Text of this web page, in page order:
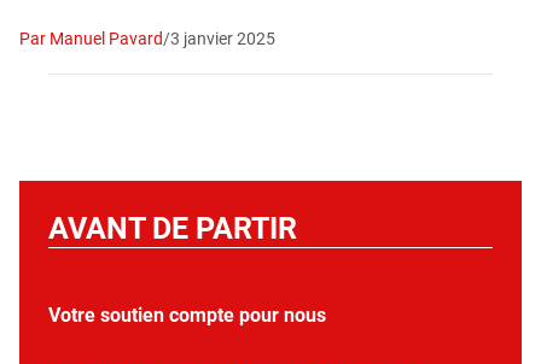
Par Manuel Pavard/3 janvier 2025
AVANT DE PARTIR
Votre soutien compte pour nous